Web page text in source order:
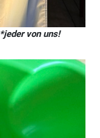
von uns!